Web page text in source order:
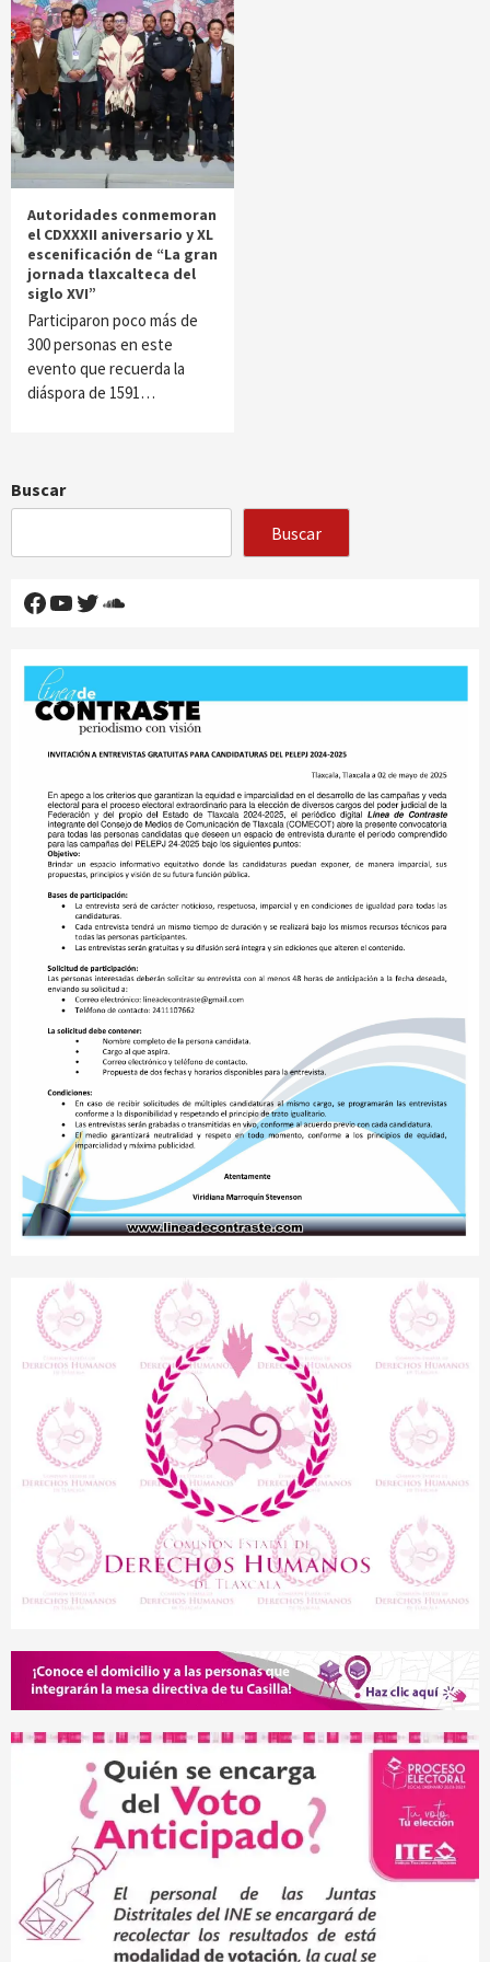
Autoridades conmemoran
el CDXXXII aniversario y XL
escenificación de “La gran
jornada tlaxcalteca del
siglo XVI”
Participaron poco más de
300 personas en este
evento que recuerda la
diáspora de 1591…
Buscar
Buscar
Facebook
YouTube
Twitter
SoundCloud